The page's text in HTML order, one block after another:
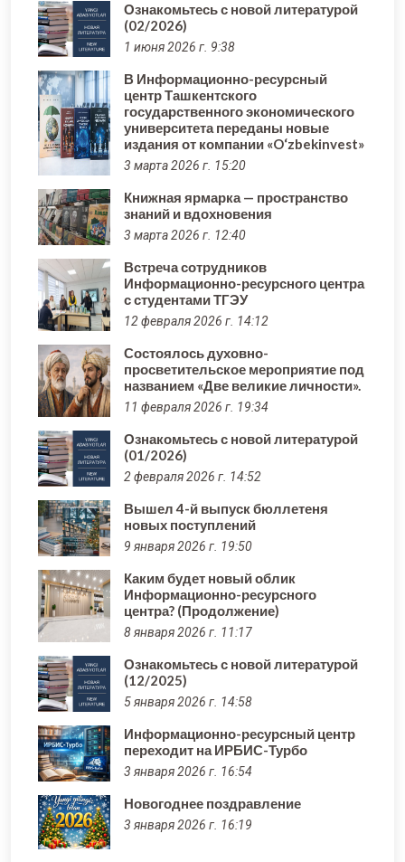
Ознакомьтесь с новой литературой
(02/2026)
1 июня 2026 г. 9:38
В Информационно-ресурсный
центр Ташкентского
государственного экономического
университета переданы новые
издания от компании «O‘zbekinvest»
3 марта 2026 г. 15:20
Книжная ярмарка — пространство
знаний и вдохновения
3 марта 2026 г. 12:40
Встреча сотрудников
Информационно-ресурсного центра
с студентами ТГЭУ
12 февраля 2026 г. 14:12
Состоялось духовно-
просветительское мероприятие под
названием «Две великие личности».
11 февраля 2026 г. 19:34
Ознакомьтесь с новой литературой
(01/2026)
2 февраля 2026 г. 14:52
Вышел 4-й выпуск бюллетеня
новых поступлений
9 января 2026 г. 19:50
Каким будет новый облик
Информационно-ресурсного
центра? (Продолжение)
8 января 2026 г. 11:17
Ознакомьтесь с новой литературой
(12/2025)
5 января 2026 г. 14:58
Информационно-ресурсный центр
переходит на ИРБИС-Турбо
3 января 2026 г. 16:54
Новогоднее поздравление
3 января 2026 г. 16:19